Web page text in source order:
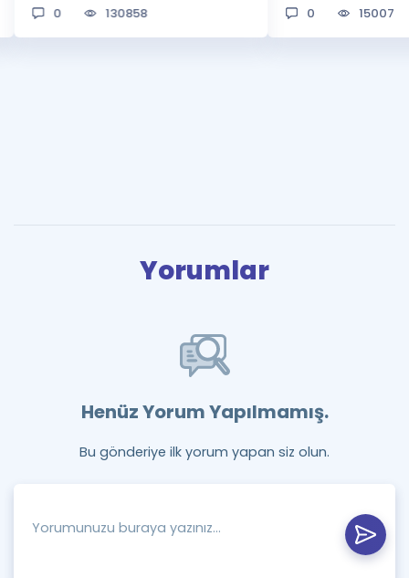
0 130858 0 15007
Yorumlar
Henüz Yorum Yapılmamış.
Bu gönderiye ilk yorum yapan siz olun.